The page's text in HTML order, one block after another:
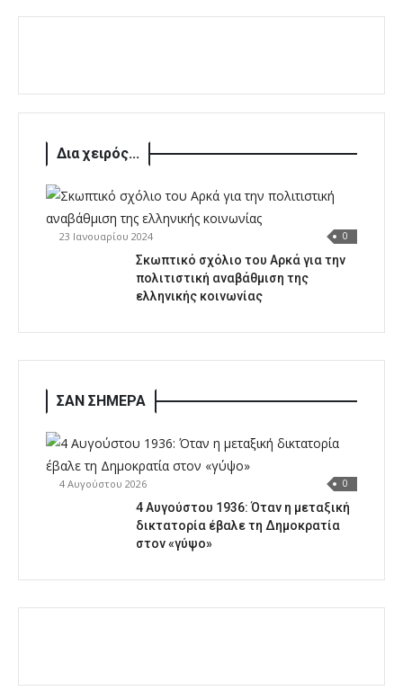
Δια χειρός...
23 Ιανουαρίου 2024 0
Σκωπτικό σχόλιο του Αρκά για την
πολιτιστική αναβάθμιση της
ελληνικής κοινωνίας
ΣΑΝ ΣΗΜΕΡΑ
4 Αυγούστου 2026 0
4 Αυγούστου 1936: Όταν η μεταξική
δικτατορία έβαλε τη Δημοκρατία
στον «γύψο»